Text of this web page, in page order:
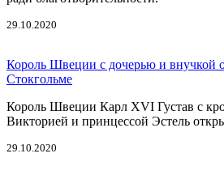
29.10.2020
Король Швеции с дочерью и внучкой
Стокгольме
Король Швеции Карл XVI Густав с
Викторией и принцессой Эстель
29.10.2020